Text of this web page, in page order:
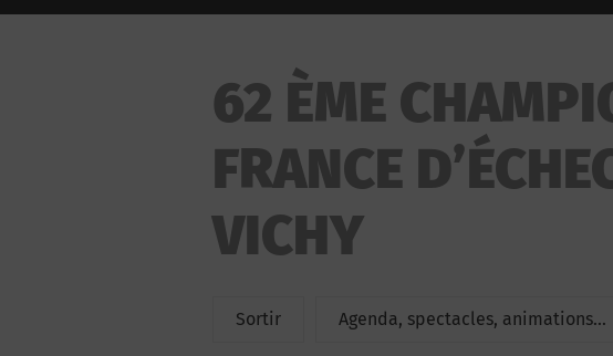
62 ÈME
FRANCE
VICHY
Sortir Agenda, spectacles, animations...